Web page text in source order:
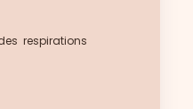
respirations